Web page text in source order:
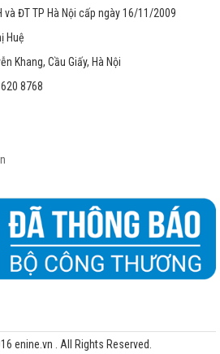
và ĐT TP Hà Nội cấp ngày 16/11/2009
Huệ
Khang, Cầu Giấy, Hà Nội
8768
enine.vn . All Rights Reserved.